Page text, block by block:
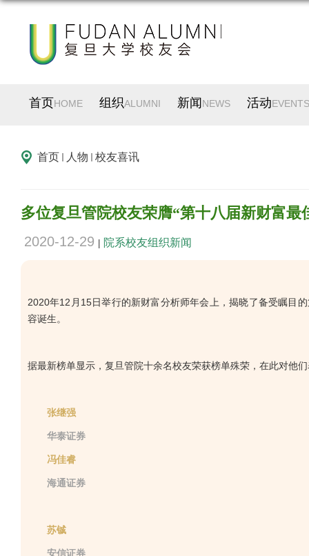
首页HOME 组织ALUMNI 新闻 NEWS 活动EVENTS
首页 人物 校友喜讯
多位复旦管院校友荣膺“第十八届新财富最
2020-12-29 院系校友组织新闻
2020年12月15日举行的新财富分析师年会上，揭晓了备受瞩目
容诞生。
据最新榜单显示，复旦管院十余名校友荣获榜单殊荣，在此对他
张继强
华泰证券
冯佳睿
海通证券
苏铖
安信证券